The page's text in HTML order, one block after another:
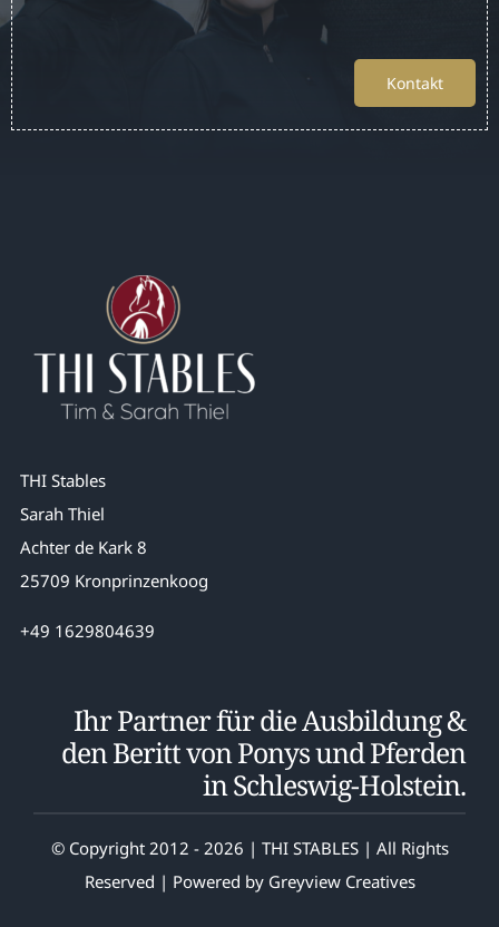
Kontakt
THI Stables
Sarah Thiel
Achter de Kark 8
25709 Kronprinzenkoog
+49 1629804639
Ihr Partner für die Ausbildung &
den Beritt von Ponys und Pferden
in Schleswig-Holstein.
© Copyright 2012 - 2026 | THI STABLES | All Rights
Reserved | Powered by Greyview Creatives